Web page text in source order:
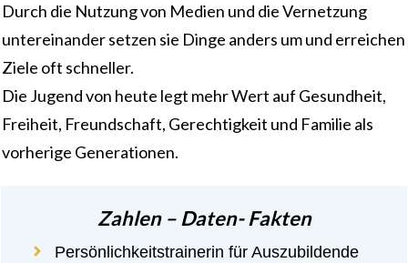
Durch die Nutzung von Medien und die Vernetzung
untereinander setzen sie Dinge anders um und erreichen
Ziele oft schneller.
Die Jugend von heute legt mehr Wert auf Gesundheit,
Freiheit, Freundschaft, Gerechtigkeit und Familie als
vorherige Generationen.
Zahlen – Daten- Fakten
Persönlichkeitstrainerin für Auszubildende